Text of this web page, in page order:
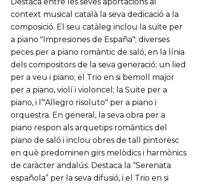
context musical català la seva dedicació a la
composició. El seu catàleg inclou la suite per
a piano "Impresiones de España"; diverses
peces per a piano romàntic de saló, en la línia
dels compositors de la seva generació; un lied
per a veu i piano; el Trio en si bemoll major
per a piano, violí i violoncel; la Suite per a
piano, i l’"Allegro risoluto" per a piano i
orquestra. En general, la seva obra per a
piano respon als arquetips romàntics del
piano de saló i inclou obres de tall pintoresc
en què predominen girs melòdics i harmònics
de caràcter andalús. Destaca la “Serenata
española” per la seva difusió, i el Trio en si